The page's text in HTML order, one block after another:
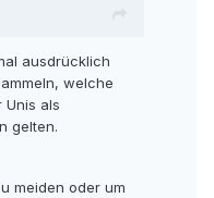
ausdrücklich
welche
Unis als
gelten.
meiden oder um